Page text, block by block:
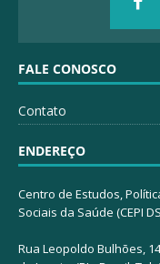
FALE CONOSCO
Contato
ENDEREÇO
Centro de Estudos,
Sociais da Saúde (CEPI
Rua Leopoldo Bulhões,